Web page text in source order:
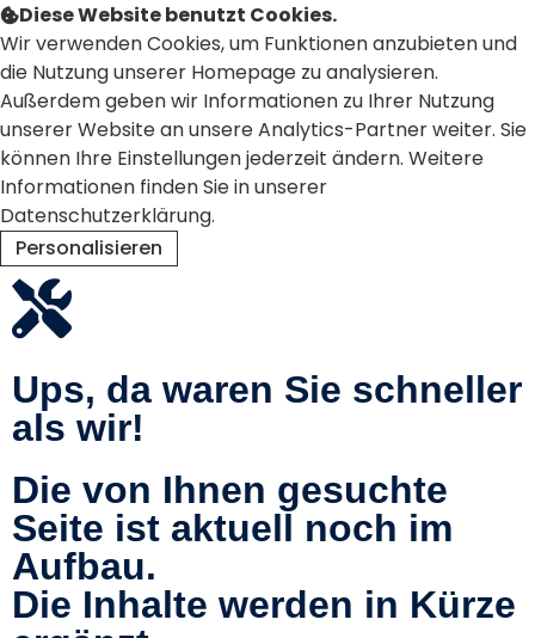
Diese Website benutzt Cookies.
Wir verwenden Cookies, um Funktionen anzubieten und
die Nutzung unserer Homepage zu analysieren.
Außerdem geben wir Informationen zu Ihrer Nutzung
unserer Website an unsere Analytics-Partner weiter. Sie
können Ihre Einstellungen jederzeit ändern. Weitere
Informationen finden Sie in unserer
Datenschutzerklärung.
Personalisieren
Ups, da waren Sie schneller
als wir!
Die von Ihnen gesuchte
Seite ist aktuell noch im
Aufbau.
Die Inhalte werden in Kürze